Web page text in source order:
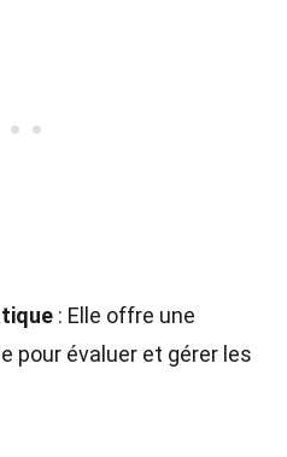
: Elle offre une
pour évaluer et gérer les